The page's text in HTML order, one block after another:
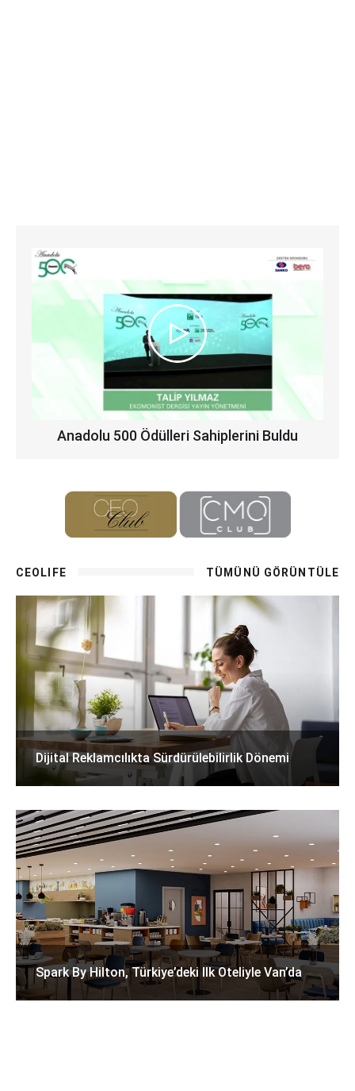
Anadolu 500 Ödülleri Sahiplerini Buldu
CEOLIFE TÜMÜNÜ GÖRÜNTÜLE
Dijital Reklamcılıkta Sürdürülebilirlik Dönemi
Spark By Hilton, Türkiye’deki Ilk Oteliyle Van’da